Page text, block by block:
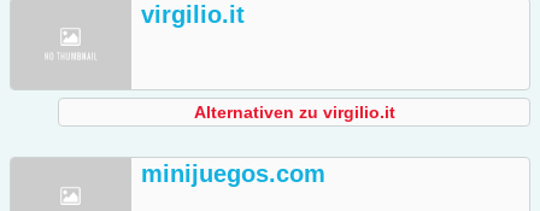
virgilio.it
Alternativen zu virgilio.it
minijuegos.com